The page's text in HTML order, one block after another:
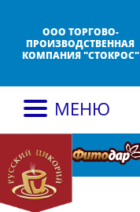
ООО ТОРГОВО-
ПРОИЗВОДСТВЕННАЯ
КОМПАНИЯ "СТОКРОС"
МЕНЮ